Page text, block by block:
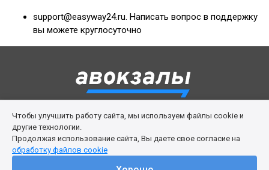
support@easyway24.ru. Написать вопрос в поддержку
вы можете круглосуточно
Правила сервиса Политика cookies
Личный кабинет Возврат билета Поддержка
© 2016-2026 ООО «Изи Вей»
Чтобы улучшить работу сайта, мы используем файлы cookie и
другие технологии.
Продолжая использование сайта, Вы даете свое согласие на
обработку файлов cookie